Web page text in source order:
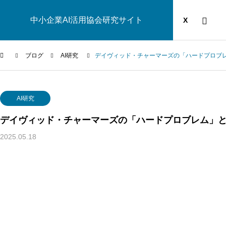
中小企業AI活用協会研究サイト
運営団体 YOUTUBE X
ブログ AI研究 デイヴィッド・チャーマーズの「ハードプロブ
AI研究
デイヴィッド・チャーマーズの「ハードプロブレム」
2025.05.18